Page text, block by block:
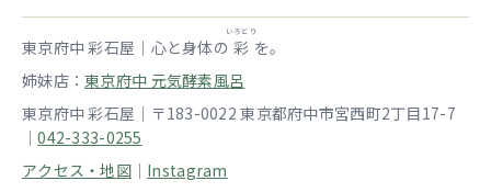
東京府中 彩石屋｜心と身体の 彩
いろどり
を。
姉妹店：東京府中 元気酵素風呂
東京府中 彩石屋｜〒183-0022 東京都府中市宮西町2丁目17-7
｜042-333-0255
アクセス・地図｜ Instagram